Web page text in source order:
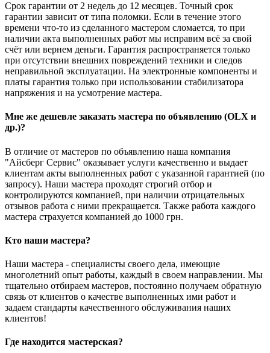
Срок гарантии от 2 недель до 12 месяцев. Точный срок
гарантии зависит от типа поломки. Если в течение этого
времени что-то из сделанного мастером сломается, то при
наличии акта выполненных работ мы исправим всё за свой
счёт или вернем деньги. Гарантия распространяется только
при отсутствии внешних повреждений техники и следов
неправильной эксплуатации. На электронные компоненты и
платы гарантия только при использовании стабилизатора
напряжения и на усмотрение мастера.
Мне же дешевле заказать мастера по объявлению (OLX и
др.)?
В отличие от мастеров по объявлению наша компания
"Айсберг Сервис" оказывает услуги качественно и выдает
клиентам акты выполненных работ с указанной гарантией (по
запросу). Наши мастера проходят строгий отбор и
контролируются компанией, при наличии отрицательных
отзывов работа с ними прекращается. Также работа каждого
мастера страхуется компанией до 1000 грн.
Кто наши мастера?
Наши мастера - специалисты своего дела, имеющие
многолетний опыт работы, каждый в своем направлении. Мы
тщательно отбираем мастеров, постоянно получаем обратную
связь от клиентов о качестве выполненных ими работ и
задаем стандарты качественного обслуживания наших
клиентов!
Где находится мастерская?